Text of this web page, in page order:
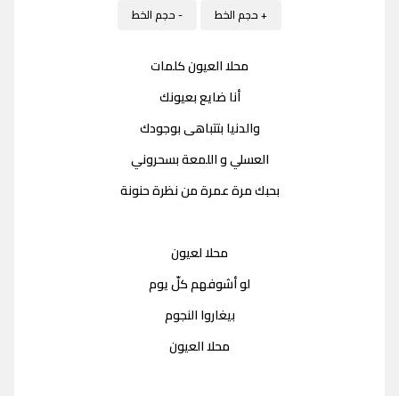
+ حجم الخط - حجم الخط
محلا العيون كلمات
أنا ضايع بعيونك
والدنيا بتتباهى بوجودك
العسلي و اللمعة بسحروني
بحبك مرة عمرة من نظرة حنونة
محلا لعيون
لو أشوفهم كلّ يوم
بيغاروا النجوم
محلا العيون